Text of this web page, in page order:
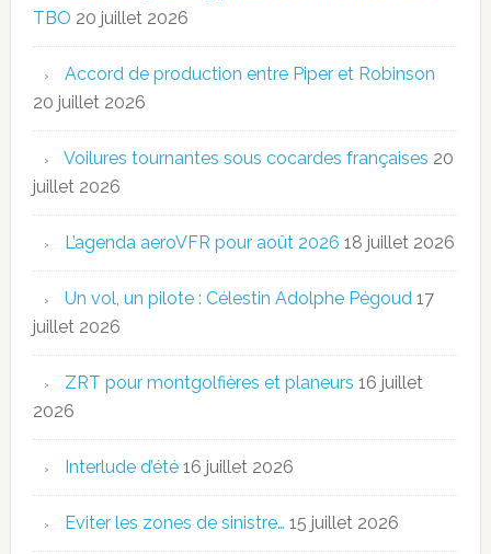
TBO 20 juillet 2026
Accord de production entre Piper et Robinson
20 juillet 2026
Voilures tournantes sous cocardes françaises 20
juillet 2026
L’agenda aeroVFR pour août 2026 18 juillet 2026
Un vol, un pilote : Célestin Adolphe Pégoud 17
juillet 2026
ZRT pour montgolfières et planeurs 16 juillet
2026
Interlude d’été 16 juillet 2026
Eviter les zones de sinistre… 15 juillet 2026